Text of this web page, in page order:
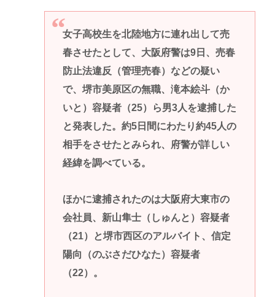
女子高校生を北陸地方に連れ出して売
春させたとして、大阪府警は9日、売春
防止法違反（管理売春）などの疑い
で、堺市美原区の無職、滝本絵斗（か
いと）容疑者（25）ら男3人を逮捕した
と発表した。約5日間にわたり約45人の
相手をさせたとみられ、府警が詳しい
経緯を調べている。
ほかに逮捕されたのは大阪府大東市の
会社員、新山隼士（しゅんと）容疑者
（21）と堺市西区のアルバイト、信定
陽向（のぶさだひなた）容疑者
（22）。